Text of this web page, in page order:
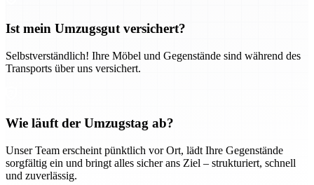
Ist mein Umzugsgut versichert?
Selbstverständlich! Ihre Möbel und Gegenstände sind während des
Transports über uns versichert.
Wie läuft der Umzugstag ab?
Unser Team erscheint pünktlich vor Ort, lädt Ihre Gegenstände
sorgfältig ein und bringt alles sicher ans Ziel – strukturiert, schnell
und zuverlässig.